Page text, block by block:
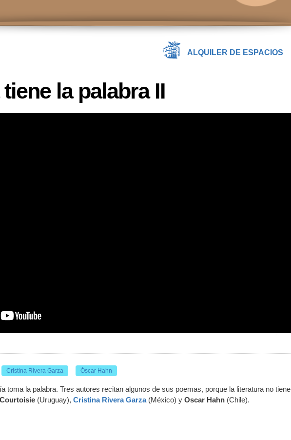
ALQUILER DE ESPACIOS
la palabra II
Cristina Rivera Garza Óscar Hahn
toma la palabra. Tres autores recitan algunos de sus poemas, porque la literatura no tiene
(Uruguay), Cristina Rivera Garza(México) y Oscar Hahn (Chile).